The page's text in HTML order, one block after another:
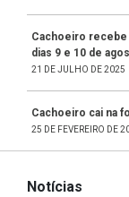
Cachoeiro recebe
dias 9 e 10 de
21 DE JULHO DE 2025
Cachoeiro cai na
25 DE FEVEREIRO DE
Notícias